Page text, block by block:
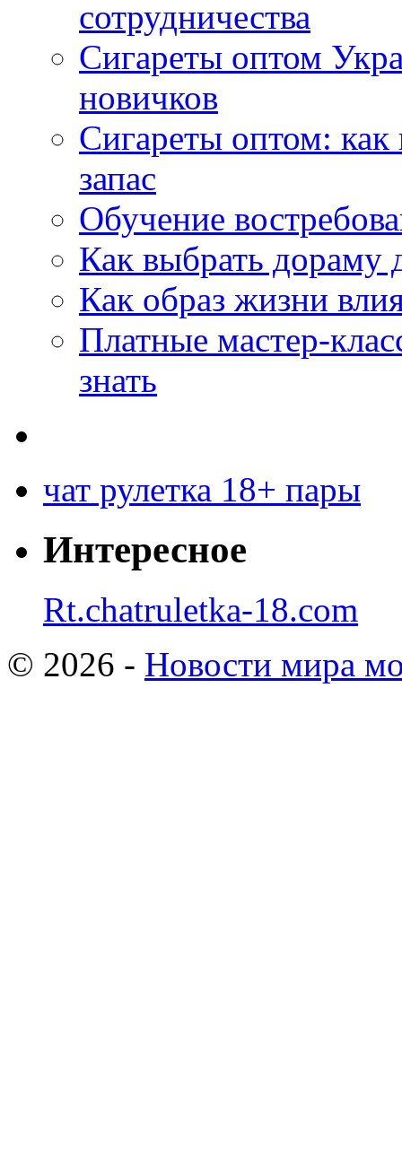
сотрудничества
Сигареты оптом
новичков
Сигареты оптом:
запас
Обучение
Как выбрать дораму
Как образ жизни
Платные мастер-
знать
чат рулетка 18+ пары
Интересное
Rt.chatruletka-18.com
© 2026 - Новости мира